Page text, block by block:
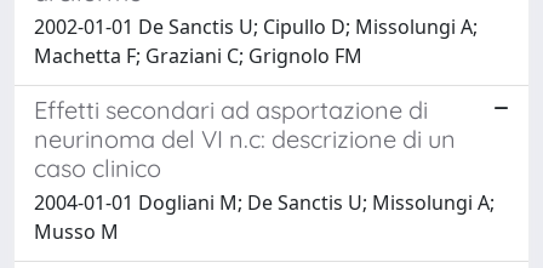
2002-01-01 De Sanctis U; Cipullo D; Missolungi A;
Machetta F; Graziani C; Grignolo FM
Effetti secondari ad asportazione di
neurinoma del VI n.c: descrizione di un
caso clinico
2004-01-01 Dogliani M; De Sanctis U; Missolungi A;
Musso M